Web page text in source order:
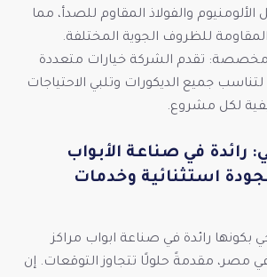
الألومنيوم والفولاذ المقاوم للصدأ، مما
للظروف الجوية المختلفة.
تقدم الشركة خيارات متعددة
جميع الديكورات وتلبي الاحتياجات
لكل مشروع.
رائدة في صناعة الأبواب
بجودة استثنائية وخدمات
بكونها رائدة في صناعة ابواب مراكز
في مصر، مقدمةً حلولًا تتجاوز التوقعات. إن